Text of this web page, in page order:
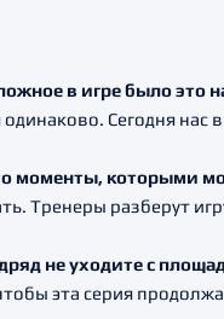
в игре было это
Сегодня
моменты, которыми
Тренеры разберут
не уходите с
эта серия